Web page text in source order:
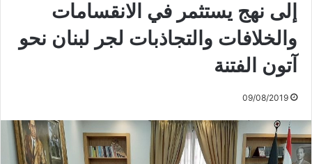
إلى نهج يستثمر في الانقسامات
والخلافات والتجاذبات لجر لبنان نحو
آتون الفتنة
09/08/2019